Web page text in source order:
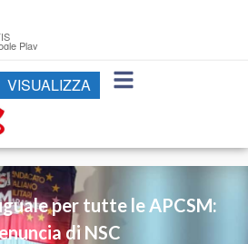
per tutte le APCSM:
di NSC
Play
VISUALIZZA